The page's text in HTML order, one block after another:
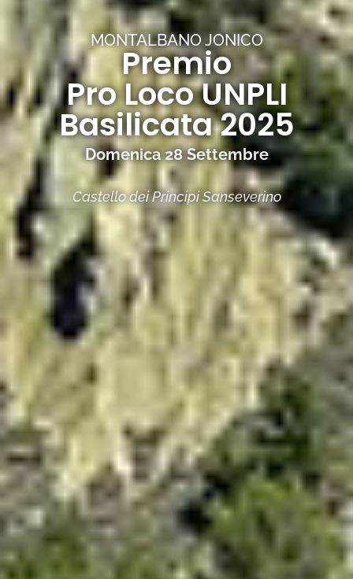
MONTALBANO JONICO
Premio
Pro Loco UNPLI
Basilicata 2025
Domenica 28 Settembre
Castello dei Principi Sanseverino